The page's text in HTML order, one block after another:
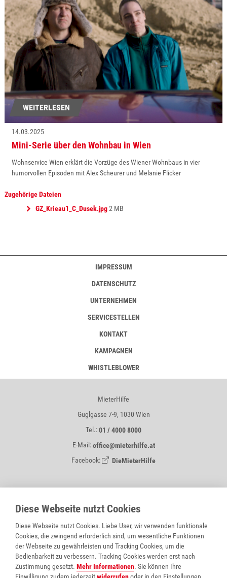
WEITERLESEN
14.03.2025
Mini-Serie über den Wohnbau in Wien
Wohnservice Wien erklärt die Vorzüge des Wiener Wohnbaus in vier
humorvollen Episoden mit Alex Scheurer und Melanie Flicker
Zugehörige Dateien
GZ_Krieau1_C_Dusek.jpg2 MB
IMPRESSUM
DATENSCHUTZ
UNTERNEHMEN
SERVICESTELLEN
KONTAKT
KAMPAGNEN
WHISTLEBLOWER
MieterHilfe
Guglgasse 7-9, 1030 Wien
Tel.:01 / 4000 8000
E-Mail:office@mieterhilfe.at
Facebook:
DieMieterHilfe
Diese Webseite nutzt Cookies
Diese Webseite nutzt Cookies. Liebe User, wir verwenden funktionale
Cookies, die zwingend erforderlich sind, um wesentliche Funktionen
der Webseite zu gewährleisten und Tracking Cookies, um die
Bedienbarkeit zu verbessern. Tracking Cookies werden erst nach
Zustimmung gesetzt. Mehr Informationen. Sie können Ihre